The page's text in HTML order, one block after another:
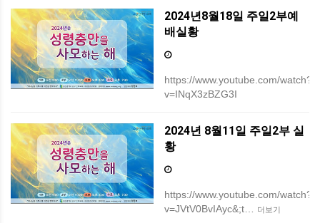
2024년8월18일 주일2부예
배실황
https://www.youtube.com/watch?
v=INqX3zBZG3I
2024년 8월11일 주일2부 실
황
https://www.youtube.com/watch?
v=JVtV0BvIAyc&;t…
더보기